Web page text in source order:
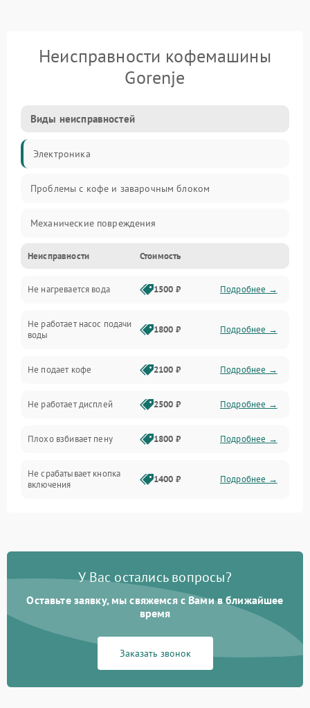
Неисправности кофемашины
Gorenje
Виды неисправностей
Электроника
Проблемы с кофе и заварочным блоком
Механические повреждения
Прочие неисправности
Включение и работа
Проблемы с водой
Проблемы с капучинатором и паром
Управление и электроника
Программное обеспечение
Неисправности Стоимость
Не нагревается вода 1500 ₽ Подробнее →
Не работает насос подачи
воды
1800 ₽ Подробнее →
Не подает кофе 2100 ₽ Подробнее →
Не работает дисплей 2500 ₽ Подробнее →
Плохо взбивает пену 1800 ₽ Подробнее →
Не срабатывает кнопка
включения
1400 ₽ Подробнее →
Постоянные сбои в работе 1500 ₽ Подробнее →
У Вас остались вопросы?
Оставьте заявку, мы свяжемся с Вами в ближайшее
время
Заказать звонок